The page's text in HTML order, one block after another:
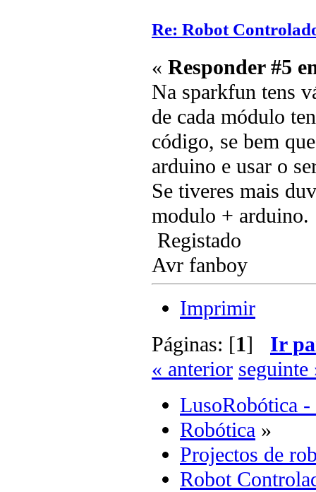
Re: Robot
« Responder #5
Na sparkfun tens
de cada módulo
código, se bem
arduino e usar o
Se tiveres mais
modulo + arduino.
Registado
Avr fanboy
Imprimir
Páginas: [1] Ir
« anterior seguinte
LusoRobótica -
Robótica »
Projectos de
Robot